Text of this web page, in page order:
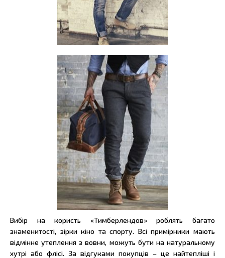
Вибір на користь «Тимберлендов» роблять багато
знаменитості, зірки кіно та спорту. Всі примірники мають
відмінне утеплення з вовни, можуть бути на натуральному
хутрі або флісі. За відгуками покупців – це найтепліші і